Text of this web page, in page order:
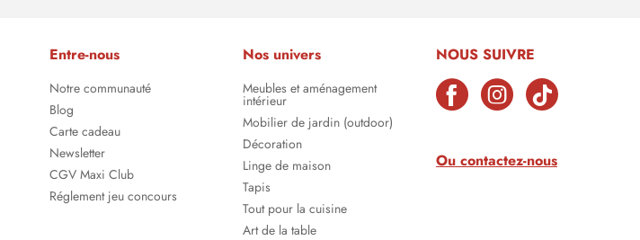
Entre-nous
Notre communauté
Blog
Carte cadeau
Newsletter
CGV Maxi Club
Réglement jeu concours
Nos univers
Meubles et aménagement
intérieur
Mobilier de jardin (outdoor)
Décoration
Linge de maison
Tapis
Tout pour la cuisine
Art de la table
NOUS SUIVRE
Ou contactez-nous